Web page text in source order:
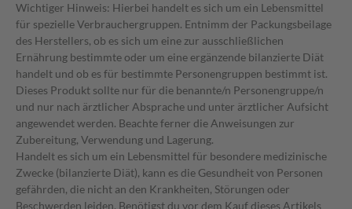
Wichtiger Hinweis: Hierbei handelt es sich um ein Lebensmittel
für spezielle Verbrauchergruppen. Entnimm der Packungsbeilage
des Herstellers, ob es sich um eine zur ausschließlichen
Ernährung bestimmte oder um eine ergänzende bilanzierte Diät
handelt und ob es für bestimmte Personengruppen bestimmt ist.
Dieses Produkt sollte nur für die benannte/n Personengruppe/n
und nur nach ärztlicher Absprache und unter ärztlicher Aufsicht
angewendet werden. Beachte ferner die Anweisungen zur
Zubereitung, Verwendung und Lagerung.
Handelt es sich um ein Lebensmittel für besondere medizinische
Zwecke (bilanzierte Diät), kann es die Gesundheit von Personen
gefährden, die nicht an den Krankheiten, Störungen oder
Beschwerden leiden. Benötigst du vor dem Kauf dieses Artikels